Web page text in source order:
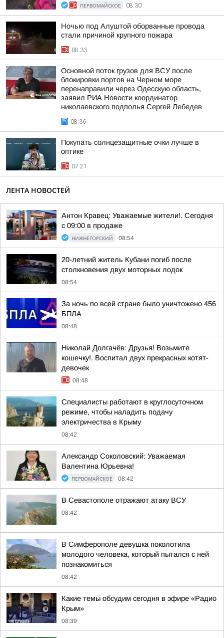
ПЕРВОМАЙСКОЕ 08:30
Ночью под Алуштой оборванные провода
стали причиной крупного пожара
08:33
Основной поток грузов для ВСУ после
блокировки портов на Черном море
перенаправили через Одесскую область,
заявил РИА Новости координатор
николаевского подполья Сергей Лебедев
08:36
Покупать солнцезащитные очки лучше в
оптике
07:21
ЛЕНТА НОВОСТЕЙ
Антон Кравец: Уважаемые жители!. Сегодня
с 09:00 в продаже
НИЖНЕГОРСКИЙ 08:54
20-летний житель Кубани погиб после
столкновения двух моторных лодок
08:54
За ночь по всей стране было уничтожено 456
БПЛА
08:48
Николай Долгачёв: Друзья! Возьмите
кошечку!. Воспитал двух прекрасных котят-
девочек
08:48
Специалисты работают в круглосуточном
режиме, чтобы наладить подачу
электричества в Крыму
08:42
Александр Соколовский: Уважаемая
Валентина Юрьевна!
ПЕРВОМАЙСКОЕ 08:42
В Севастополе отражают атаку ВСУ
08:42
В Симферополе девушка поколотила
молодого человека, который пытался с ней
познакомиться
08:42
Какие темы обсудим сегодня в эфире «Радио
Крым»
08:39